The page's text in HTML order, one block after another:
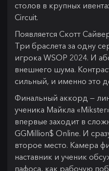
столов в крупных
Circuit.
Появляется Скотт
Три браслета за одну
игрока WSOP 2024. И
внешнего шума.
сильный, и именно это
Финальный аккорд —
ученика Майкла
впервые заходит в
GGMillion$ Online. И
второе место. Камера
наставник и ученик
пафоса, как рабочую